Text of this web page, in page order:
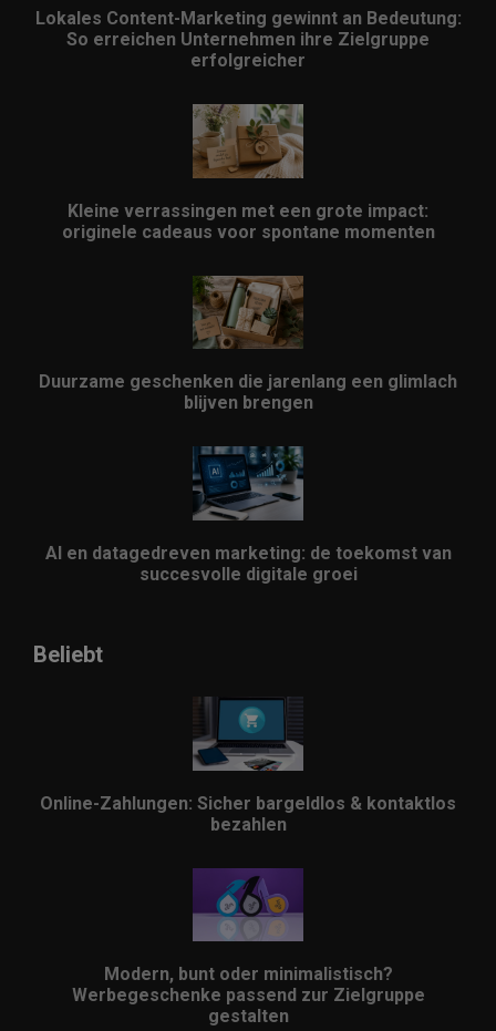
Lokales Content-Marketing gewinnt an Bedeutung:
So erreichen Unternehmen ihre Zielgruppe
erfolgreicher
Kleine verrassingen met een grote impact:
originele cadeaus voor spontane momenten
Duurzame geschenken die jarenlang een glimlach
blijven brengen
AI en datagedreven marketing: de toekomst van
succesvolle digitale groei
Beliebt
Online-Zahlungen: Sicher bargeldlos & kontaktlos
bezahlen
Modern, bunt oder minimalistisch?
Werbegeschenke passend zur Zielgruppe
gestalten